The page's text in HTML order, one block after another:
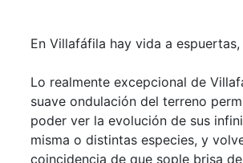
En Villafáfila hay vida a
Lo realmente excepcional de
suave ondulación del terreno
poder ver la evolución de sus
misma o distintas especies, y
coincidencia de que sople brisa